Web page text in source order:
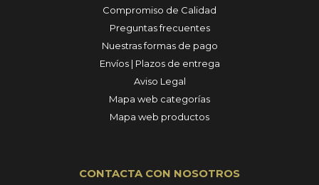
Compromiso de Calidad
Preguntas frecuentes
Nuestras formas de pago
Envíos | Plazos de entrega
Aviso Legal
Mapa web categorías
Mapa web productos
CONTACTA CON NOSOTROS